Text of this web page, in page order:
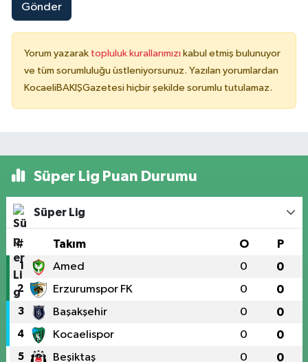
Gönder
Yorum yazarak topluluk kurallarımızı kabul etmiş bulunuyor
ve tüm sorumluluğu üstleniyorsunuz. Yazılan yorumlardan
KocaeliBAKIŞGazetesi hiçbir şekilde sorumlu tutulamaz.
Süper Lig Puan Durumu
Süper Lig
# Takım O P
1 Amed 0 0
2 Erzurumspor FK 0 0
3 Başakşehir 0 0
4 Kocaelispor 0 0
5 Beşiktaş 0 0